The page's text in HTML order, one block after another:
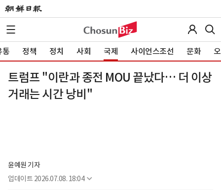
통 정책 정치 사회 국제 사이언스조선 문화
트럼프 "이란과 종전 MOU 끝났다… 더 이상
거래는 시간 낭비"
윤예원 기자
업데이트 2026.07.08. 18:04